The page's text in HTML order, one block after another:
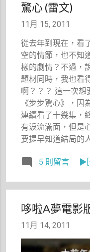
驚心 (雷文)
11月 15, 2011
從去年到現在，看
空的情節，也不知
樣的劇情？不過，
題材同時，我也看
啊？？？ 這一次想
《步步驚心》，
連續看了十幾集，
有淚流滿面，但是
要提早知道結局的
5 則留言 ▶[
哆啦A夢電影
11月 14, 2011